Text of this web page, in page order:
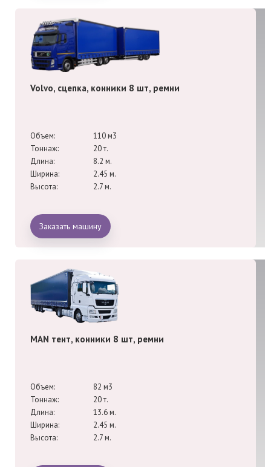
Volvo, сцепка, конники 8 шт, ремни
Объем:
110 м3
Тоннаж:
20 т.
Длина:
8.2 м.
Ширина:
2.45 м.
Высота:
2.7 м.
Заказать машину
MAN тент, конники 8 шт, ремни
Объем:
82 м3
Тоннаж:
20 т.
Длина:
13.6 м.
Ширина:
2.45 м.
Высота:
2.7 м.